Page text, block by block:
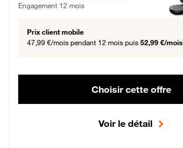
Engagement 12 mois
Prix client mobile
47,99 €/mois pendant 12 mois puis 52,99 €/mois
Choisir cette offre
Voir le détail